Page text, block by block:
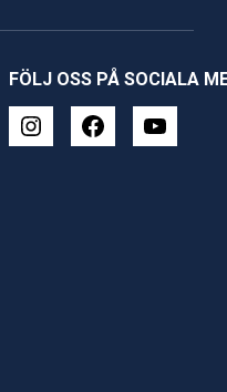
FÖLJ OSS PÅ SOCIALA